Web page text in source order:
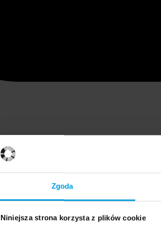
Zgoda
Niniejsza strona korzysta z plików cookie